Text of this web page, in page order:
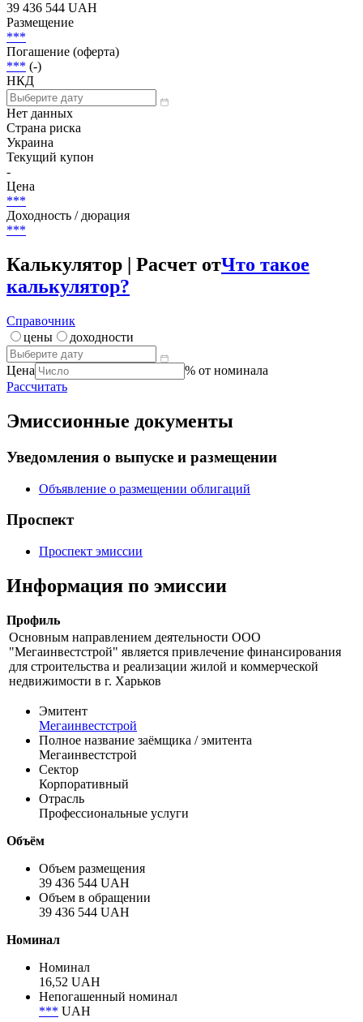
Статус
Дефолт по погашению
Объем
39 436 544 UAH
Размещение
***
Погашение (оферта)
*** (-)
НКД
Страна риска
Украина
Текущий купон
-
***
Доходность / дюрация
***
Калькулятор | Расчет от
калькулятор?
Справочник
цены
Цена
% от номинала
Уведомления о выпуске и размещении
Объявление о размещении облигаций
Проспект
Информация по эмиссии
Профиль
Основным направлением деятельности ООО
"Мегаинвестстрой" является привлечение финансирования
для строительства и реализации жилой и коммерческой
недвижимости в г. Харьков
Эмитент
Мегаинвестстрой
Полное название заёмщика / эмитента
Мегаинвестстрой
Сектор
Корпоративный
Профессиональные услуги
Объём
39 436 544 UAH
39 436 544 UAH
Номинал